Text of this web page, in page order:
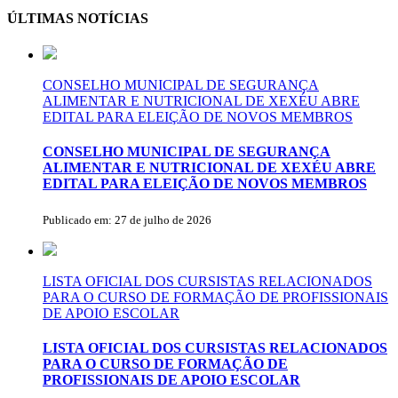
ÚLTIMAS NOTÍCIAS
CONSELHO MUNICIPAL DE SEGURANÇA
ALIMENTAR E NUTRICIONAL DE XEXÉU ABRE
EDITAL PARA ELEIÇÃO DE NOVOS MEMBROS
CONSELHO MUNICIPAL DE SEGURANÇA
ALIMENTAR E NUTRICIONAL DE XEXÉU ABRE
EDITAL PARA ELEIÇÃO DE NOVOS MEMBROS
Publicado em: 27 de julho de 2026
LISTA OFICIAL DOS CURSISTAS RELACIONADOS
PARA O CURSO DE FORMAÇÃO DE PROFISSIONAIS
DE APOIO ESCOLAR
LISTA OFICIAL DOS CURSISTAS RELACIONADOS
PARA O CURSO DE FORMAÇÃO DE
PROFISSIONAIS DE APOIO ESCOLAR